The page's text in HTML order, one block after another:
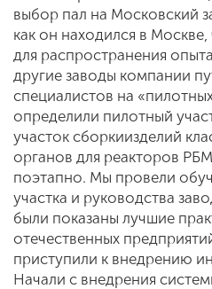
выбор пал на Московский
как он находился в
для распространения
другие заводы компании
специалистов на
определили пилотный
участок сборкиизделий
органов для реакторов
поэтапно. Мы провели
участка и руководства
были показаны лучшие
отечественных
приступили к внедрению
Начали с внедрения